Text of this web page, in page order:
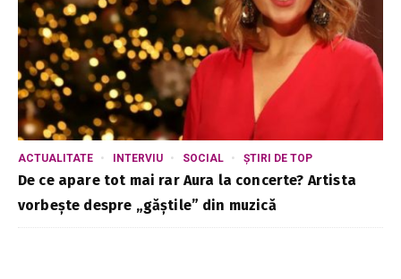
ACTUALITATE INTERVIU SOCIAL ȘTIRI DE TOP
De ce apare tot mai rar Aura la concerte? Artista
vorbește despre „găștile” din muzică